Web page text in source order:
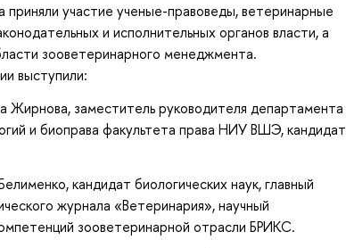
приняли участие ученые-правоведы, ветеринарные
и исполнительных органов власти, а
зооветеринарного менеджмента.
выступили:
Жирнова, заместитель руководителя департамента
и биоправа факультета права НИУ ВШЭ, кандидат
кандидат биологических наук, главный
журнала «Ветеринария», научный
зооветеринарной отрасли БРИКС.